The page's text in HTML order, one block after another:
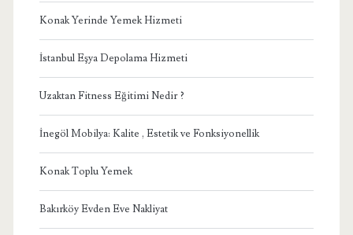
Konak Yerinde Yemek Hizmeti
İstanbul Eşya Depolama Hizmeti
Uzaktan Fitness Eğitimi Nedir ?
İnegöl Mobilya: Kalite , Estetik ve Fonksiyonellik
Konak Toplu Yemek
Bakırköy Evden Eve Nakliyat